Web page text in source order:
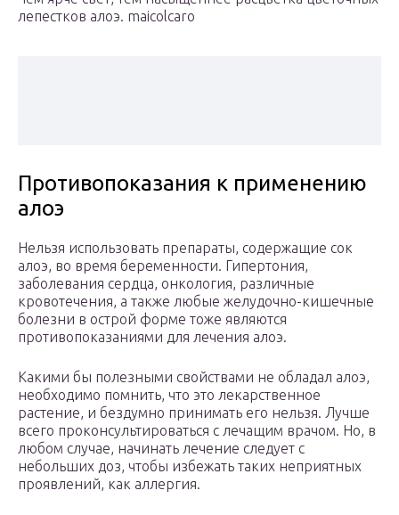
лепестков алоэ. maicolcaro
Противопоказания к применению
алоэ
Нельзя использовать препараты, содержащие сок
алоэ, во время беременности. Гипертония,
заболевания сердца, онкология, различные
кровотечения, а также любые желудочно-кишечные
болезни в острой форме тоже являются
противопоказаниями для лечения алоэ.
Какими бы полезными свойствами не обладал алоэ,
необходимо помнить, что это лекарственное
растение, и бездумно принимать его нельзя. Лучше
всего проконсультироваться с лечащим врачом. Но, в
любом случае, начинать лечение следует с
небольших доз, чтобы избежать таких неприятных
проявлений, как аллергия.